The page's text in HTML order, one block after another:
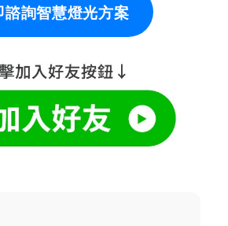
諮詢智慧燈光方案